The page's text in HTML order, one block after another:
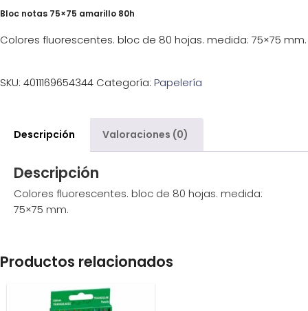
Bloc notas 75×75 amarillo 80h
Colores fluorescentes. bloc de 80 hojas. medida: 75×75 mm.
SKU: 4011169654344 Categoría: Papelería
Descripción Valoraciones (0)
Descripción
Colores fluorescentes. bloc de 80 hojas. medida:
75×75 mm.
Productos relacionados